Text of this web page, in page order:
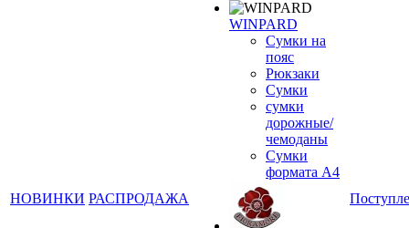
НОВИНКИ РАСПРОДАЖА
WINPARD
Сумки на
пояс
Рюкзаки
Сумки
сумки
дорожные/
чемоданы
Сумки
формата А4